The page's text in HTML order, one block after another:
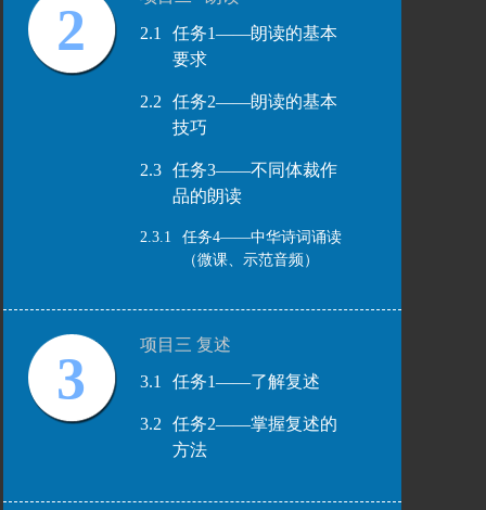
2
2.1
任务1——朗读的基本
要求
2.2
任务2——朗读的基本
技巧
2.3
任务3——不同体裁作
品的朗读
2.3.1
任务4——中华诗词诵读
（微课、示范音频）
3
项目三 复述
3.1
任务1——了解复述
3.2
任务2——掌握复述的
方法